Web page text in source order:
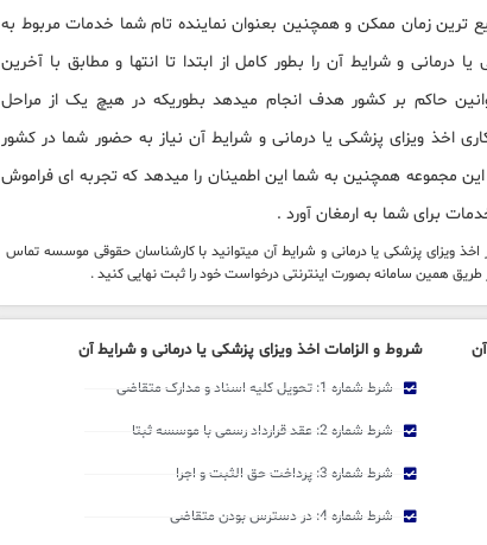
ترین زمان ممکن و همچنین بعنوان نماینده تام شما خدمات مربوط به
درمانی و شرایط آن را بطور کامل از ابتدا تا انتها و مطابق با آخرین
حاکم بر کشور هدف انجام میدهد بطوریکه در هیچ یک از مراحل
کاری اخذ ویزای پزشکی یا درمانی و شرایط آن نیاز به حضور شما در کشور
مجموعه همچنین به شما این اطمینان را میدهد که تجربه ای فراموش
برای شما به ارمغان آورد .
اخذ ویزای پزشکی یا درمانی و شرایط آن میتوانید با کارشناسان حقوقی موسسه تماس
طریق همین سامانه بصورت اینترنتی درخواست خود را ثبت نهایی کنید .
شروط و الزامات اخذ ویزای پزشکی یا درمانی و شرایط آن
شرط شماره 1: تحویل کلیه اسناد و مدارک متقاضی
شرط شماره 2: عقد قرارداد رسمی با موسسه ثبتا
شرط شماره 3: پرداخت حق الثبت و اجرا
شرط شماره 4: در دسترس بودن متقاضی